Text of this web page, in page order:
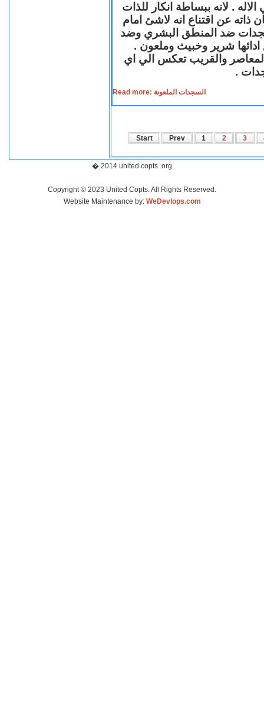
. لانه ببساطة انكار للذات
ذاته عن اقتناع انه لاشئ امام
ضد المنطق البشري وضد
ادائها شرير وخبيث وملعون .
المعاصر والقريب تعكس الي اي
.
Read more: السجدات الملعونة
Start Prev 1 2 3
� 2014 united copts .org
Copyright © 2023 United Copts. All Rights Reserved.
Website Maintenance by: WeDevlops.com